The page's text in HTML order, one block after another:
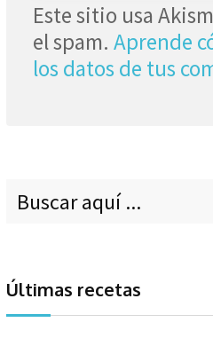
Este sitio usa
el spam. Aprende
los datos de tus
Últimas recetas